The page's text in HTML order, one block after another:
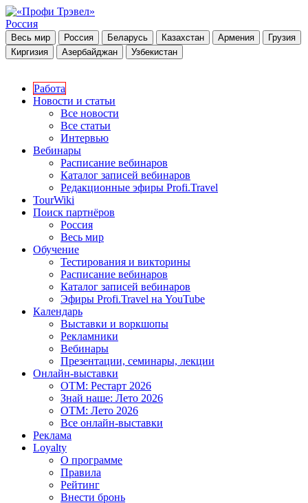
Россия
Весь мир Россия Беларусь Казахстан Армения
Грузия
Киргизия
Азербайджан Узбекистан
Работа
Новости и статьи
Все новости
Все статьи
Интервью
Вебинары
Расписание вебинаров
Каталог записей вебинаров
Редакционные эфиры Profi.Travel
TourWiki
Поиск партнёров
Россия
Весь мир
Обучение
Тестирования и викторины
Расписание вебинаров
Каталог записей вебинаров
Эфиры Profi.Travel на YouTube
Календарь
Выставки и воркшопы
Рекламники
Вебинары
Презентации, семинары, лекции
Онлайн-выставки
OTM: Рестарт 2026
Знай наше: Лето 2026
OTM: Лето 2026
Все онлайн-выставки
Реклама
Loyalty
О программе
Правила
Рейтинг
Внести бронь